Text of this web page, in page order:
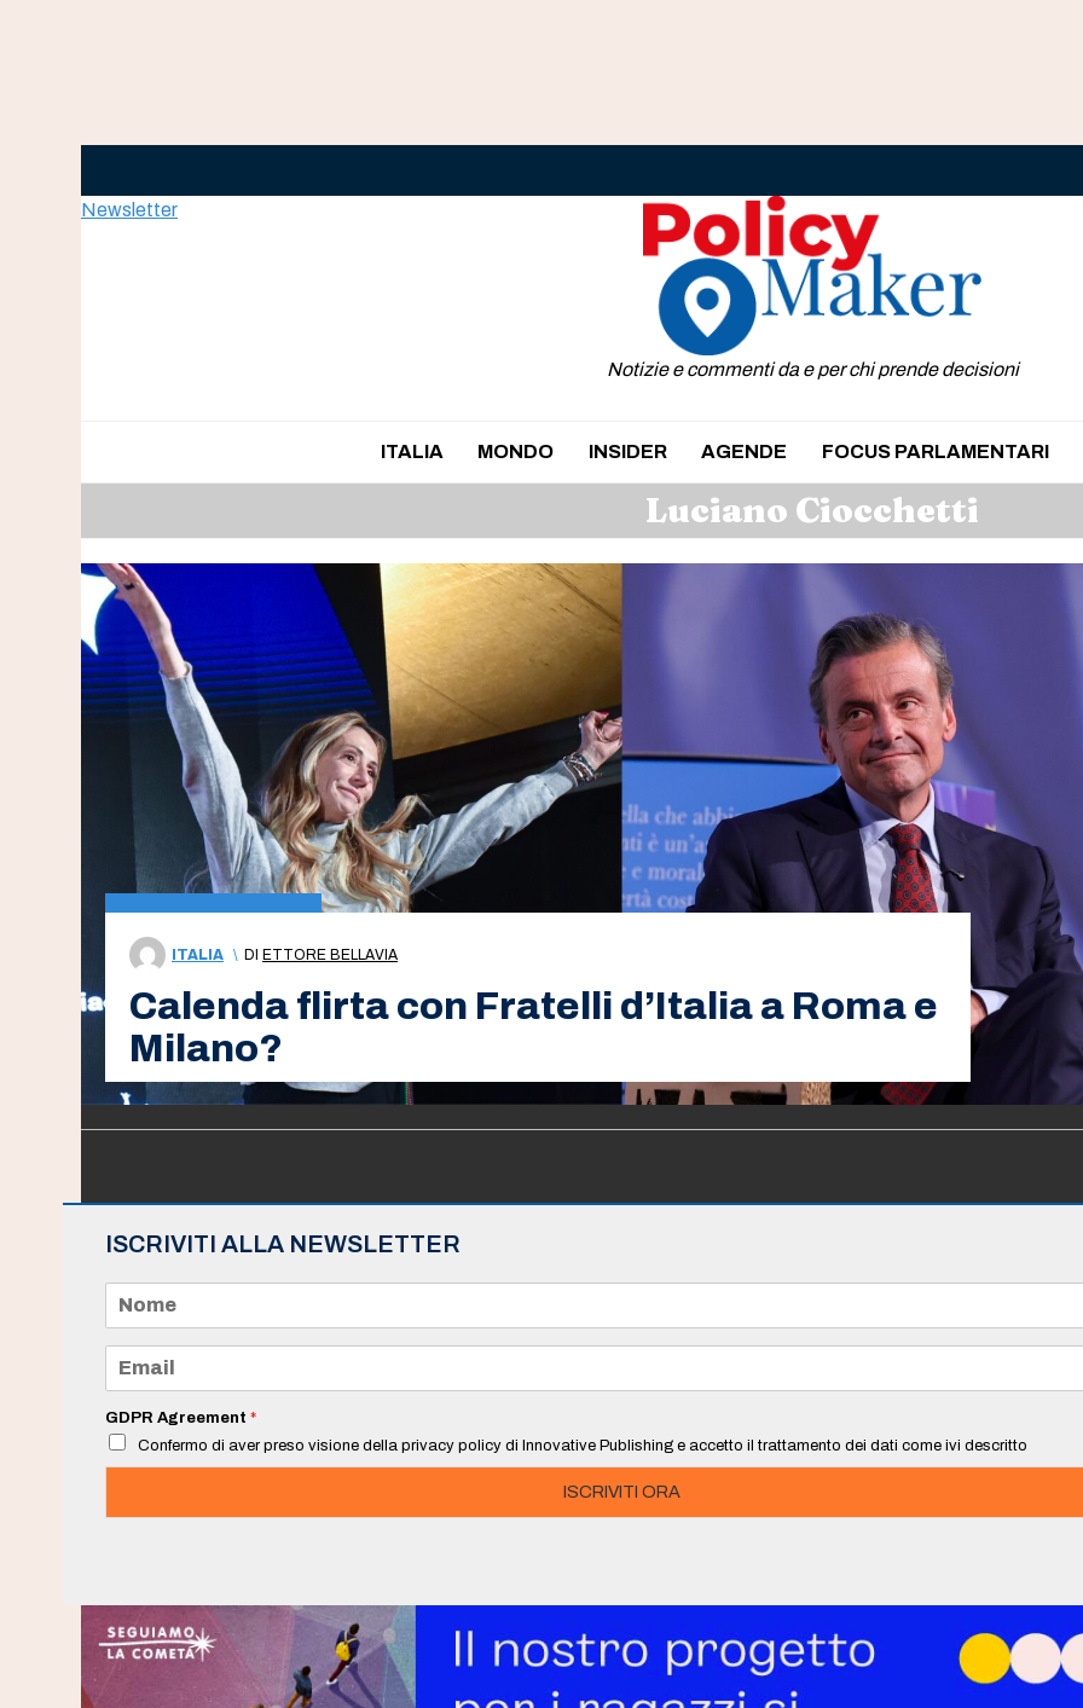
Newsletter
Notizie e commenti da e per chi prende decisioni
ITALIA MONDO INSIDER AGENDE FOCUS PARLAMENTARI
Luciano Ciocchetti
ITALIA \ DI ETTORE BELLAVIA
Calenda flirta con Fratelli d’Italia a Roma e
Milano?
ISCRIVITI ALLA NEWSLETTER
m
e
a
i
*
GDPR Agreement *
Confermo di aver preso visione della privacy policy di Innovative Publishing e accetto il trattamento dei dati come ivi descritto
ISCRIVITI ORA